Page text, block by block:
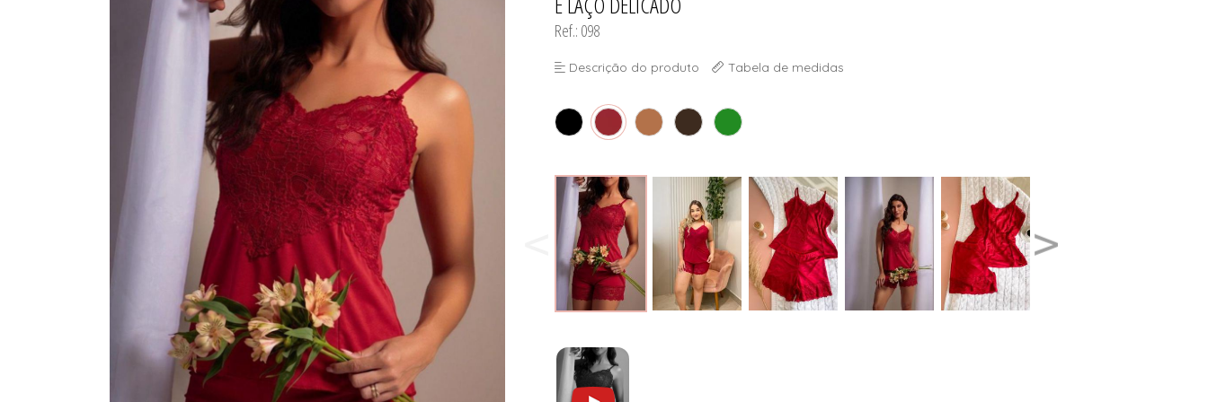
Ref.: 098
Descrição do produto Tabela de medidas